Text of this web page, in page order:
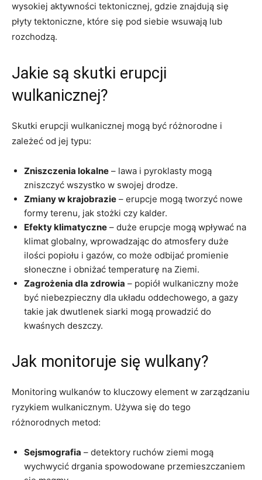
wysokiej aktywności tektonicznej, gdzie znajdują się
płyty tektoniczne, które się pod siebie wsuwają lub
rozchodzą.
Jakie są skutki erupcji
wulkanicznej?
Skutki erupcji wulkanicznej mogą być różnorodne i
zależeć od jej typu:
Zniszczenia lokalne – lawa i pyroklasty mogą
zniszczyć wszystko w swojej drodze.
Zmiany w krajobrazie – erupcje mogą tworzyć nowe
formy terenu, jak stożki czy kalder.
Efekty klimatyczne – duże erupcje mogą wpływać na
klimat globalny, wprowadzając do atmosfery duże
ilości popiołu i gazów, co może odbijać promienie
słoneczne i obniżać temperaturę na Ziemi.
Zagrożenia dla zdrowia – popiół wulkaniczny może
być niebezpieczny dla układu oddechowego, a gazy
takie jak dwutlenek siarki mogą prowadzić do
kwaśnych deszczy.
Jak monitoruje się wulkany?
Monitoring wulkanów to kluczowy element w zarządzaniu
ryzykiem wulkanicznym. Używa się do tego
różnorodnych metod:
Sejsmografia – detektory ruchów ziemi mogą
wychwycić drgania spowodowane przemieszczaniem